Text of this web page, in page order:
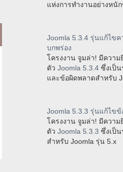
แห่งการทำงานอย่างหนัก
Joomla 5.3.4 รุ่นแก้ไข
บกพร่อง
โครงงาน จูมล่า! มีความ
ตัว Joomla 5.3.4 ซึ่งเป็
และข้อผิดพลาดสำหรับ
Joomla 5.3.3 รุ่นแก้ไขข้
โครงงาน จูมล่า! มีความ
ตัว Joomla 5.3.3 ซึ่งเป็
สำหรับ Joomla รุ่น 5.x